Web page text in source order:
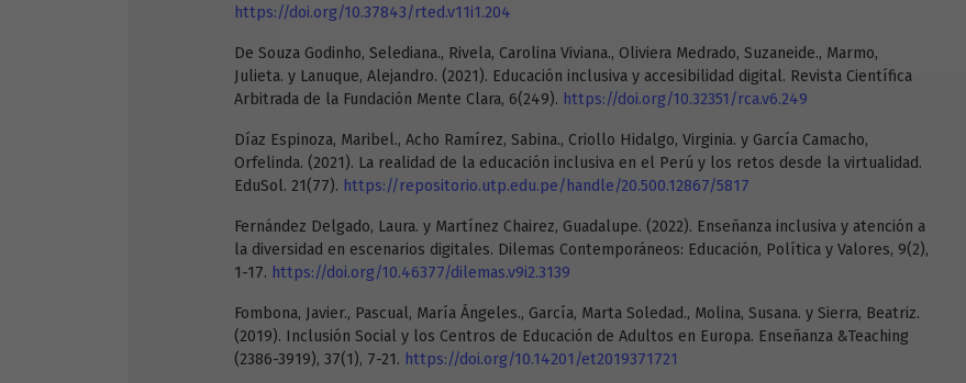
https://doi.org/10.37843/rted.v11i1.204
De Souza Godinho, Selediana., Rivela, Carolina Viviana., Oliviera Medrado, Suzaneide., Marmo,
Julieta. y Lanuque, Alejandro. (2021). Educación inclusiva y accesibilidad digital. Revista Científica
Arbitrada de la Fundación Mente Clara, 6(249). https://doi.org/10.32351/rca.v6.249
Díaz Espinoza, Maribel., Acho Ramírez, Sabina., Criollo Hidalgo, Virginia. y García Camacho,
Orfelinda. (2021). La realidad de la educación inclusiva en el Perú y los retos desde la virtualidad.
EduSol. 21(77). https://repositorio.utp.edu.pe/handle/20.500.12867/5817
Fernández Delgado, Laura. y Martínez Chairez, Guadalupe. (2022). Enseñanza inclusiva y atención a
la diversidad en escenarios digitales. Dilemas Contemporáneos: Educación, Política y Valores, 9(2),
1-17. https://doi.org/10.46377/dilemas.v9i2.3139
Fombona, Javier., Pascual, María Ángeles., García, Marta Soledad., Molina, Susana. y Sierra, Beatriz.
(2019). Inclusión Social y los Centros de Educación de Adultos en Europa. Enseñanza &Teaching
(2386-3919), 37(1), 7-21. https://doi.org/10.14201/et2019371721